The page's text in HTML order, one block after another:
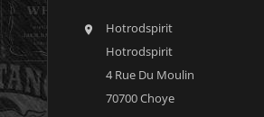

Hotrodspirit
Hotrodspirit
4 Rue Du Moulin
70700 Choye